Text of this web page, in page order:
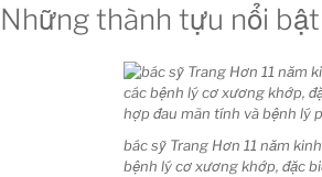
Những thành tựu nổi
bác sỹ Trang Hơn 11 năm
bệnh lý cơ xương khớp, đặc